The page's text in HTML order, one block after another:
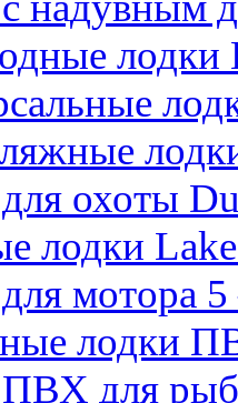
лодки
охоты
лодки
мотора
лодки
для